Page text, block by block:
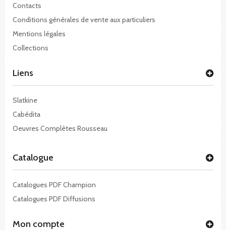
Contacts
Conditions générales de vente aux particuliers
Mentions légales
Collections
Liens
Slatkine
Cabédita
Oeuvres Complètes Rousseau
Catalogue
Catalogues PDF Champion
Catalogues PDF Diffusions
Mon compte